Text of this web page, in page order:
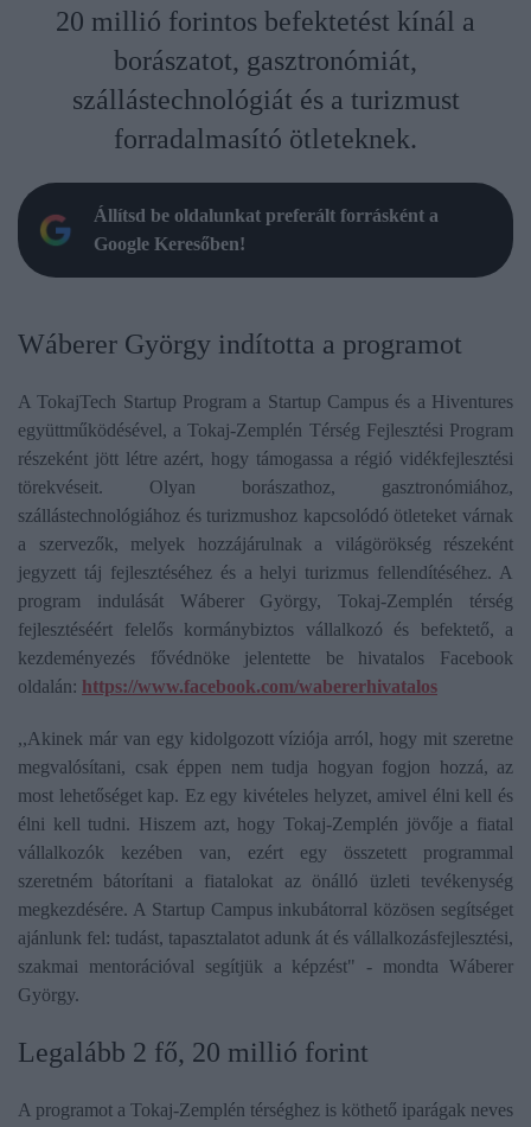
20 millió forintos befektetést kínál a
borászatot, gasztronómiát,
szállástechnológiát és a turizmust
forradalmasító ötleteknek.
Állítsd be oldalunkat preferált forrásként a
Google Keresőben!
Wáberer György indította a programot
A TokajTech Startup Program a Startup Campus és a Hiventures
együttműködésével, a Tokaj-Zemplén Térség Fejlesztési Program
részeként jött létre azért, hogy támogassa a régió vidékfejlesztési
törekvéseit. Olyan borászathoz, gasztronómiához,
szállástechnológiához és turizmushoz kapcsolódó ötleteket várnak
a szervezők, melyek hozzájárulnak a világörökség részeként
jegyzett táj fejlesztéséhez és a helyi turizmus fellendítéséhez. A
program indulását Wáberer György, Tokaj-Zemplén térség
fejlesztéséért felelős kormánybiztos vállalkozó és befektető, a
kezdeményezés fővédnöke jelentette be hivatalos Facebook
oldalán: https://www.facebook.com/wabererhivatalos
,,Akinek már van egy kidolgozott víziója arról, hogy mit szeretne
megvalósítani, csak éppen nem tudja hogyan fogjon hozzá, az
most lehetőséget kap. Ez egy kivételes helyzet, amivel élni kell és
élni kell tudni. Hiszem azt, hogy Tokaj-Zemplén jövője a fiatal
vállalkozók kezében van, ezért egy összetett programmal
szeretném bátorítani a fiatalokat az önálló üzleti tevékenység
megkezdésére. A Startup Campus inkubátorral közösen segítséget
ajánlunk fel: tudást, tapasztalatot adunk át és vállalkozásfejlesztési,
szakmai mentorációval segítjük a képzést" - mondta Wáberer
György.
Legalább 2 fő, 20 millió forint
A programot a Tokaj-Zemplén térséghez is köthető iparágak neves